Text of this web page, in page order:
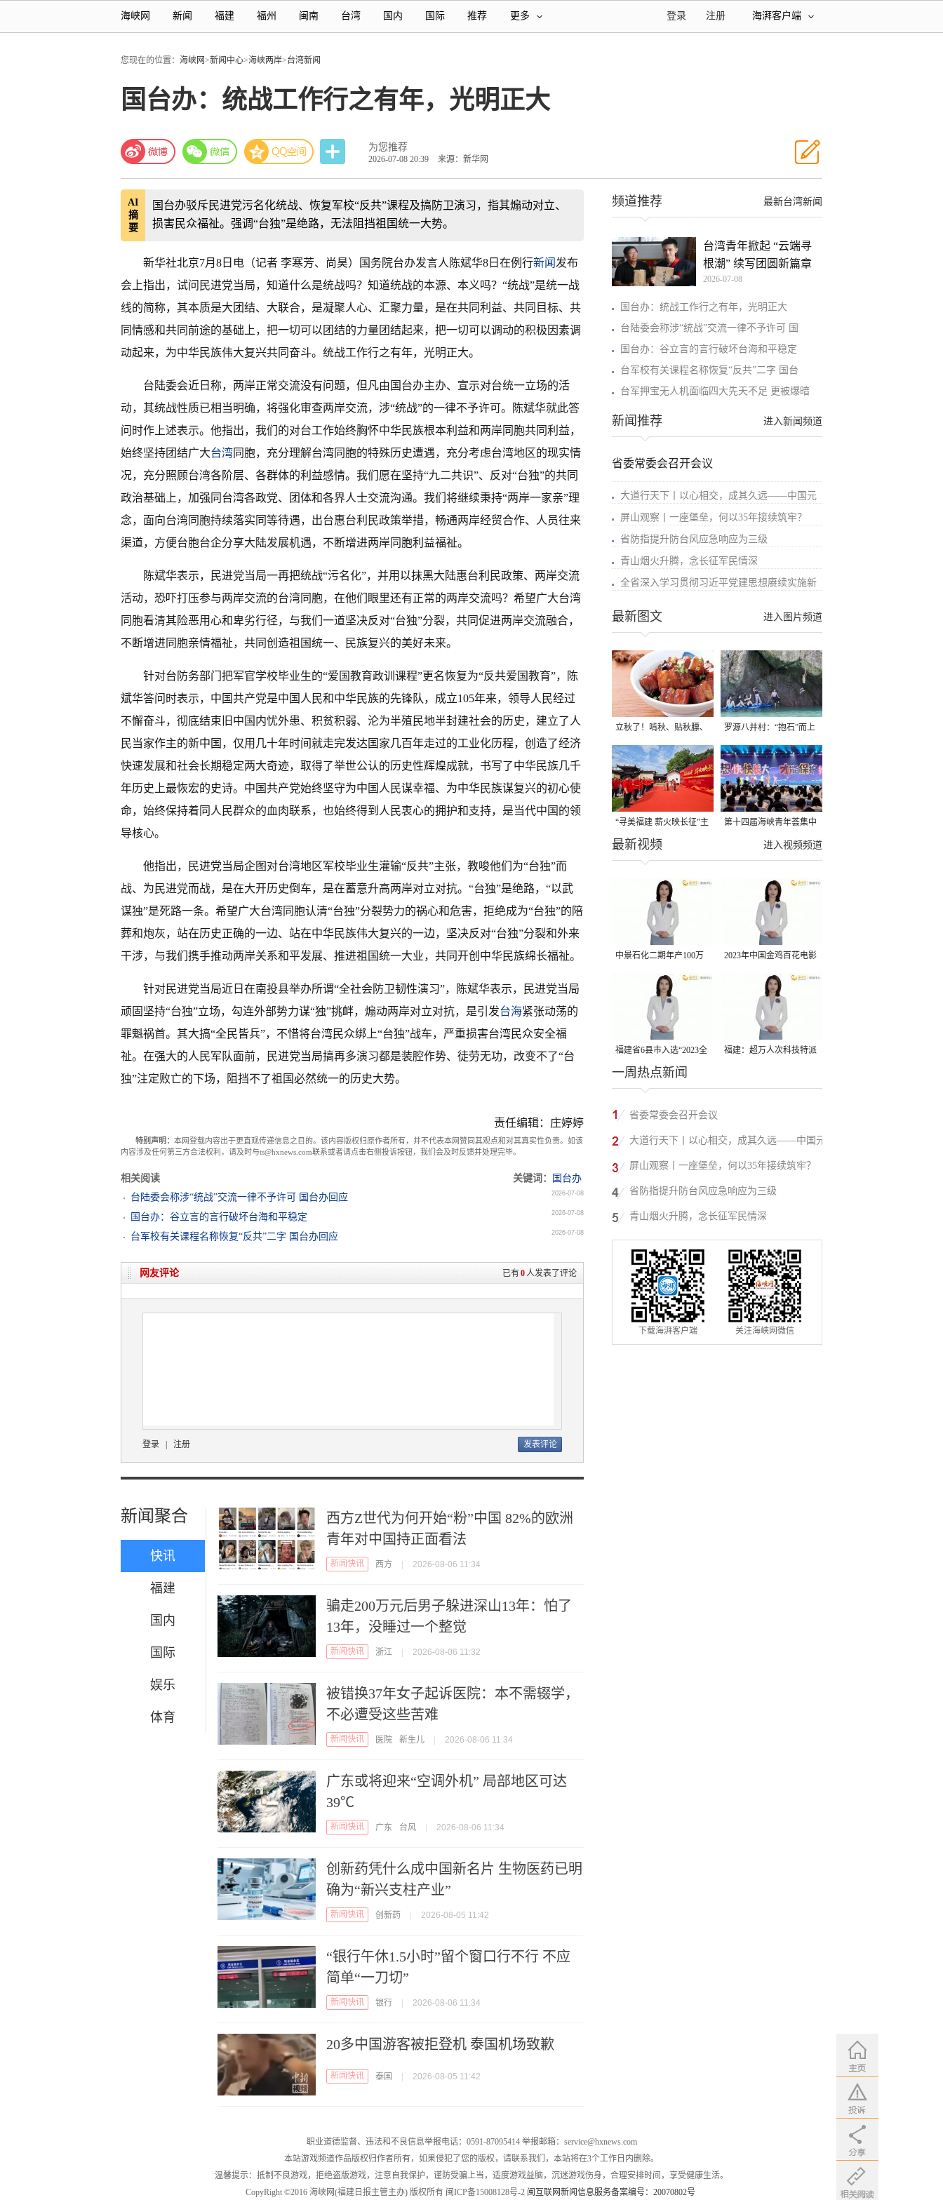
海峡网 新闻 福建 福州 闽南 台湾 国内 国际 推荐 更多 海湃客户端
注册
登录
您现在的位置： 海峡网>新闻中心>海峡两岸>台湾新闻
国台办：统战工作行之有年，光明正大
为您推荐
2026-07-08 20:39 来源：新华网
AI
摘
要
国台办驳斥民进党污名化统战、恢复军校“反共”课程及搞防卫演习，指其煽动对立、
损害民众福祉。强调“台独”是绝路，无法阻挡祖国统一大势。
新华社北京7月8日电（记者 李寒芳、尚昊）国务院台办发言人陈斌华8日在例行新闻 发布
会上指出，试问民进党当局，知道什么是统战吗？知道统战的本源、本义吗？“统战”是统一战
线的简称，其本质是大团结、大联合，是凝聚人心、汇聚力量，是在共同利益、共同目标、共
同情感和共同前途的基础上，把一切可以团结的力量团结起来，把一切可以调动的积极因素调
动起来，为中华民族伟大复兴共同奋斗。统战工作行之有年，光明正大。
台陆委会近日称，两岸正常交流没有问题，但凡由国台办主办、宣示对台统一立场的活
动，其统战性质已相当明确，将强化审查两岸交流，涉“统战”的一律不予许可。陈斌华就此答
问时作上述表示。他指出，我们的对台工作始终胸怀中华民族根本利益和两岸同胞共同利益，
始终坚持团结广大台湾同胞，充分理解台湾同胞的特殊历史遭遇，充分考虑台湾地区的现实情
况，充分照顾台湾各阶层、各群体的利益感情。我们愿在坚持“九二共识”、反对“台独”的共同
政治基础上，加强同台湾各政党、团体和各界人士交流沟通。我们将继续秉持“两岸一家亲”理
念，面向台湾同胞持续落实同等待遇，出台惠台利民政策举措，畅通两岸经贸合作、人员往来
渠道，方便台胞台企分享大陆发展机遇，不断增进两岸同胞利益福祉。
陈斌华表示，民进党当局一再把统战“污名化”，并用以抹黑大陆惠台利民政策、两岸交流
活动，恐吓打压参与两岸交流的台湾同胞，在他们眼里还有正常的两岸交流吗？希望广大台湾
同胞看清其险恶用心和卑劣行径，与我们一道坚决反对“台独”分裂，共同促进两岸交流融合，
不断增进同胞亲情福祉，共同创造祖国统一、民族复兴的美好未来。
针对台防务部门把军官学校毕业生的“爱国教育政训课程”更名恢复为“反共爱国教育”，陈
斌华答问时表示，中国共产党是中国人民和中华民族的先锋队，成立105年来，领导人民经过
不懈奋斗，彻底结束旧中国内忧外患、积贫积弱、沦为半殖民地半封建社会的历史，建立了人
民当家作主的新中国，仅用几十年时间就走完发达国家几百年走过的工业化历程，创造了经济
快速发展和社会长期稳定两大奇迹，取得了举世公认的历史性辉煌成就，书写了中华民族几千
年历史上最恢宏的史诗。中国共产党始终坚守为中国人民谋幸福、为中华民族谋复兴的初心使
命，始终保持着同人民群众的血肉联系，也始终得到人民衷心的拥护和支持，是当代中国的领
导核心。
他指出，民进党当局企图对台湾地区军校毕业生灌输“反共”主张，教唆他们为“台独”而
战、为民进党而战，是在大开历史倒车，是在蓄意升高两岸对立对抗。“台独”是绝路，“以武
谋独”是死路一条。希望广大台湾同胞认清“台独”分裂势力的祸心和危害，拒绝成为“台独”的陪
葬和炮灰，站在历史正确的一边、站在中华民族伟大复兴的一边，坚决反对“台独”分裂和外来
干涉，与我们携手推动两岸关系和平发展、推进祖国统一大业，共同开创中华民族绵长福祉。
针对民进党当局近日在南投县举办所谓“全社会防卫韧性演习”，陈斌华表示，民进党当局
顽固坚持“台独”立场，勾连外部势力谋“独”挑衅，煽动两岸对立对抗，是引发台海紧张动荡的
罪魁祸首。其大搞“全民皆兵”，不惜将台湾民众绑上“台独”战车，严重损害台湾民众安全福
祉。在强大的人民军队面前，民进党当局搞再多演习都是装腔作势、徒劳无功，改变不了“台
独”注定败亡的下场，阻挡不了祖国必然统一的历史大势。
责任编辑：庄婷婷
特别声明： 本网登载内容出于更直观传递信息之目的。该内容版权归原作者所有，并不代表本网赞同其观点和对其真实性负责。如该
内容涉及任何第三方合法权利，请及时与ts@hxnews.com联系或者请点击右侧投诉按钮，我们会及时反馈并处理完毕。
相关阅读 关键词：
国台办
台陆委会称涉“统战”交流一律不予许可 国台办回应
2026-07-08
国台办：谷立言的言行破坏台海和平稳定 2026-07-08
台军校有关课程名称恢复“反共”二字 国台办回应 2026-07-08
已有0人发表了评论
网友评论
登录 注册
新闻聚合
快讯
福建
国内
国际
娱乐
体育
西方Z世代为何开始“粉”中国 82%的欧洲
青年对中国持正面看法
新闻快讯 西方 2026-08-06 11:34
骗走200万元后男子躲进深山13年：怕了
13年，没睡过一个整觉
新闻快讯 浙江 2026-08-06 11:32
被错换37年女子起诉医院：本不需辍学，
不必遭受这些苦难
新闻快讯 医院 新生儿 2026-08-06 11:34
广东或将迎来“空调外机” 局部地区可达
39℃
新闻快讯 广东 台风 2026-08-06 11:34
创新药凭什么成中国新名片 生物医药已明
确为“新兴支柱产业”
新闻快讯 创新药 2026-08-05 11:42
“银行午休1.5小时”留个窗口行不行 不应
简单“一刀切”
新闻快讯 银行 2026-08-06 11:34
20多中国游客被拒登机 泰国机场致歉
新闻快讯 泰国 2026-08-05 11:42
最新台湾新闻
频道推荐
台湾青年掀起 “云端寻
根潮” 续写团圆新篇章
2026-07-08
国台办：统战工作行之有年，光明正大
台陆委会称涉“统战”交流一律不予许可 国
国台办：谷立言的言行破坏台海和平稳定
台军校有关课程名称恢复“反共”二字 国台
台军押宝无人机面临四大先天不足 更被爆暗
进入新闻频道
新闻推荐
省委常委会召开会议
大道行天下丨以心相交，成其久远——中国元
屏山观察丨一座堡垒，何以35年接续筑牢？
省防指提升防台风应急响应为三级
青山烟火升腾，念长征军民情深
全省深入学习贯彻习近平党建思想赓续实施新
进入图片频道
最新图文
立秋了！啃秋、贴秋膘、
晒秋，福建人这样过才够
味→
罗源八井村：“抱石”而上
“寻美福建 薪火映长征”主
题活动在龙岩长汀启动
第十四届海峡青年荟集中
阶段活动在福州举行
进入视频频道
最新视频
中景石化二期年产100万
吨丙烷脱氢项目建成中交
2023年中国金鸡百花电影
节有福电影巡展31日启动
福建省6县市入选“2023全
国县域发展潜力百强县”
福建：超万人次科技特派
一周热点新闻
省委常委会召开会议
大道行天下丨以心相交，成其久远——中国元
首外交的世界情怀与大国气派
屏山观察丨一座堡垒，何以35年接续筑牢？
省防指提升防台风应急响应为三级
青山烟火升腾，念长征军民情深
下载海湃客户端 关注海峡网微信
职业道德监督、违法和不良信息举报电话：0591-87095414 举报邮箱：service@hxnews.com
本站游戏频道作品版权归作者所有，如果侵犯了您的版权，请联系我们，本站将在3个工作日内删除。
温馨提示：抵制不良游戏，拒绝盗版游戏，注意自我保护，谨防受骗上当，适度游戏益脑，沉迷游戏伤身，合理安排时间，享受健康生活。
CopyRight ©2016 海峡网(福建日报主管主办) 版权所有 闽ICP备15008128号-2 闽互联网新闻信息服务备案编号：20070802号